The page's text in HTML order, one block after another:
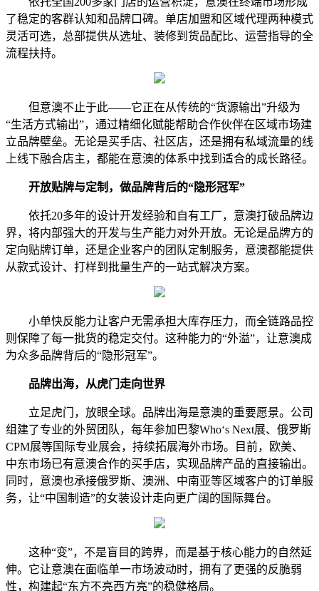
了稳定的客群认知和品牌口碑。单店加盟和区域代理两种模式
灵活可选，总部提供从选址、装修到货品配比、运营指导的全
流程扶持。
但意澳不止于此——它正在从传统的“货源输出”升级为
“生活方式输出”，通过精细化赋能帮助合作伙伴在区域市场建
立品牌壁垒。无论是买手店、社区店，还是拥有私域流量的线
上线下融合店主，都能在意澳的体系中找到适合的成长路径。
开放贴牌与定制，做品牌背后的“隐形冠军”
依托20多年的设计开发经验和自有工厂，意澳打破品牌边
界，将内部强大的开发与生产能力对外开放。无论是品牌方的
定向贴牌订单，还是企业客户的团队定制服务，意澳都能提供
从款式设计、打样到批量生产的一站式解决方案。
小单快反能力让客户无需承担大库存压力，而全链路品控
则保障了每一批货的稳定交付。这种能力的“外溢”，让意澳成
为众多品牌背后的“隐形冠军”。
品牌出海，从虎门走向世界
立足虎门，放眼全球。品牌出海是意澳的重要愿景。公司
组建了专业的外贸团队，每年参加巴黎Who‘s Next展、俄罗斯
CPM展等国际专业展会，持续拓展海外市场。目前，欧美、
中东市场已有意澳合作的买手店，实现品牌产品的直接输出。
同时，意澳也承接俄罗斯、澳洲、中南亚等区域客户的订单服
务，让“中国制造”的女装设计走向更广阔的国际舞台。
这种“变”，不是盲目的跨界，而是基于核心能力的自然延
伸。它让意澳在面临单一市场波动时，拥有了更强的反脆弱
性，构建起“东方不亮西方亮”的稳健格局。